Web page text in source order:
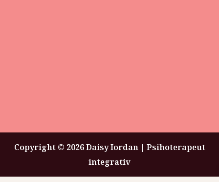
Copyright © 2026 Daisy Iordan | Psihoterapeut
integrativ